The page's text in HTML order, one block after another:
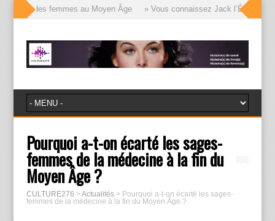
des femmes au Moyen Âge » Vous connaissez Jack l’Éventreur,
Pourquoi a-t-on écarté les sages-
femmes de la médecine à la fin du
Moyen Âge ?
CULTURE276 >Actualités> Pourquoi a-t-on écarté les sages-
femmes de la médecine à la fin du Moyen Âge ?